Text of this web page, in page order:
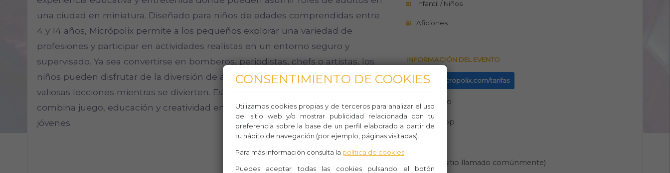
una ciudad en miniatura. Diseñado para niños de edades comprendidas entre
4 y 14 años, Micrópolix permite a los pequeños explorar una variedad de
profesiones y participar en actividades realistas en un entorno seguro y
supervisado. Ya sea convertirse en bomberos, periodistas, chefs o artistas, los
niños pueden disfrutar de la diversión de asumir responsabilidades y aprender
valiosas lecciones mientras se divierten. Es una experiencia inolvidable que
combina juego, educación y creatividad en un entorno a medida para los más
jóvenes.
Infantil / Niños
Aficiones
INFORMACIÓN DEL EVENTO
https://micropolix.com/tarifas
Teléfono
Whasapp
Lugar (sitio llamado comúnmente)
CONSENTIMIENTO DE COOKIES
Utilizamos cookies propias y de terceros para analizar el uso
del sitio web y/o mostrar publicidad relacionada con tu
preferencia sobre la base de un perfil elaborado a partir de
tu hábito de navegación (por ejemplo, páginas visitadas).
Para más información consulta la política de cookies
Puedes aceptar todas las cookies pulsando el botón